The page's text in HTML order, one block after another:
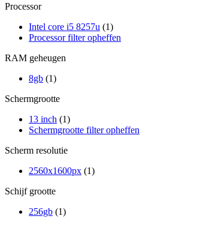
Processor
Intel core i5 8257u (1)
Processor filter opheffen
RAM geheugen
8gb (1)
Schermgrootte
13 inch (1)
Schermgrootte filter opheffen
Scherm resolutie
2560x1600px (1)
Schijf grootte
256gb (1)